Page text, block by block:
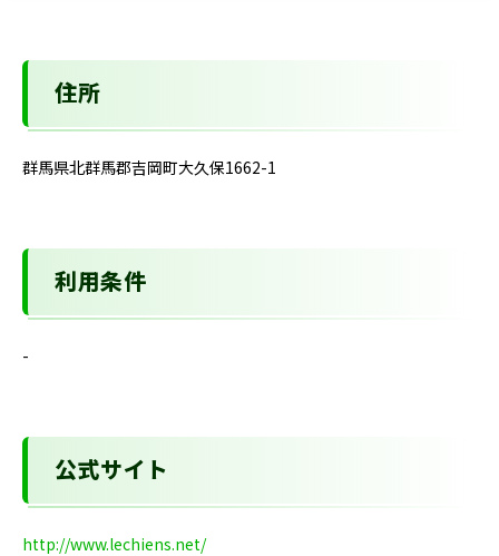
住所
群馬県北群馬郡吉岡町大久保1662-1
利用条件
-
公式サイト
http://www.lechiens.net/